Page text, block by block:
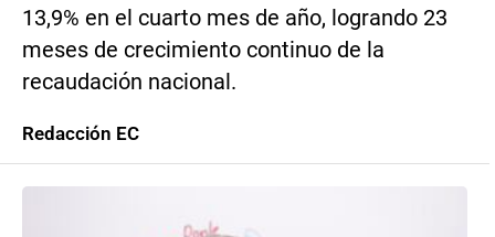
13,9% en el cuarto mes de año, logrando 23
meses de crecimiento continuo de la
recaudación nacional.
Redacción EC